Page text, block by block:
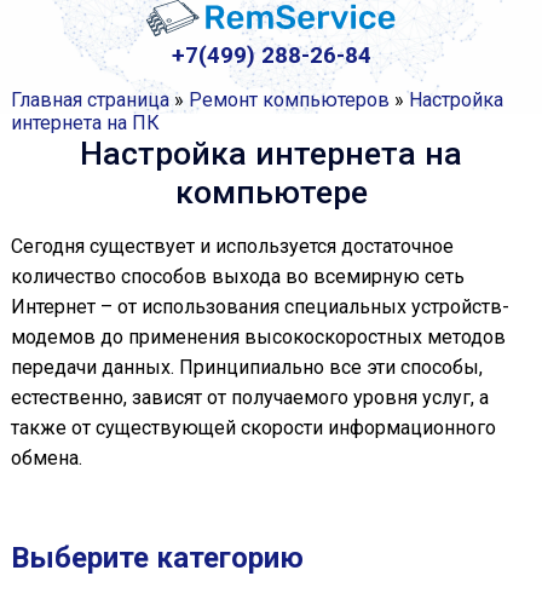
+7(499) 288-26-84
Выберите категорию
Главная страница» Ремонт компьютеров »Настройка
интернета на ПК
Настройка интернета на
компьютере
Сегодня существует и используется достаточное
количество способов выхода во всемирную сеть
Интернет – от использования специальных устройств-
модемов до применения высокоскоростных методов
передачи данных. Принципиально все эти способы,
естественно, зависят от получаемого уровня услуг, а
также от существующей скорости информационного
обмена.